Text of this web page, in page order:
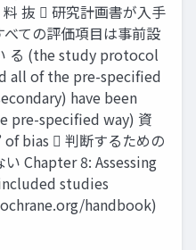
抜  研究計画書が⼊⼿
ての評価項目は事前設
る (the study protocol
all of the pre-specified
have been
pre-specified way) 資
of bias  判断するための
Chapter 8: Assessing
studies
handbook)